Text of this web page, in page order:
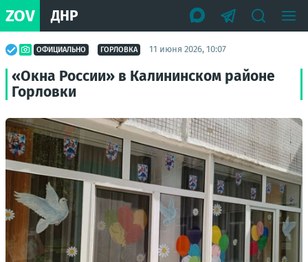
ZOV ДНР
ОФИЦИАЛЬНО ГОРЛОВКА 11 июня 2026, 10:07
«Окна России» в Калининском районе
Горловки